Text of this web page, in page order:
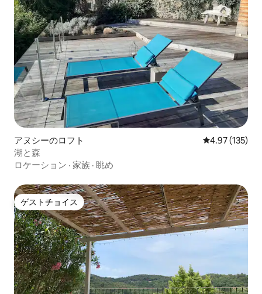
アヌシーのロフト レビュー135
4.97 (135)
湖と森
ロケーション · 家族 · 眺め
ゲストチョイス
ゲストチョイス